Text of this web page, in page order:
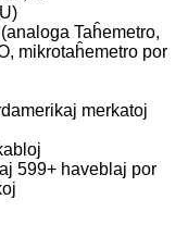
Taĥemetro,
mikrotaĥemetro por
merkatoj
599+ haveblaj por